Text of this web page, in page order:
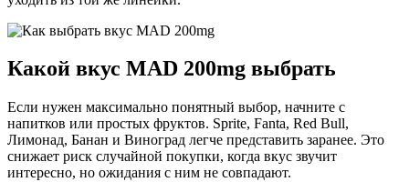
Какой вкус MAD 200mg выбрать
Если нужен максимально понятный выбор, начните с
напитков или простых фруктов. Sprite, Fanta, Red Bull,
Лимонад, Банан и Виноград легче представить заранее. Это
снижает риск случайной покупки, когда вкус звучит
интересно, но ожидания с ним не совпадают.